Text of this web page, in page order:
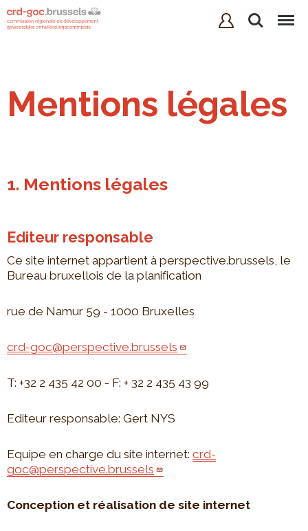
Rechercher
Menu
Mentions légales
1. Mentions légales
Editeur responsable
Ce site internet appartient à perspective.brussels, le
Bureau bruxellois de la planification
rue de Namur 59 - 1000 Bruxelles
crd-goc@perspective.brussels
T: +32 2 435 42 00 - F: + 32 2 435 43 99
Editeur responsable: Gert NYS
Equipe en charge du site internet: crd-
goc@perspective.brussels
Conception et réalisation de site internet